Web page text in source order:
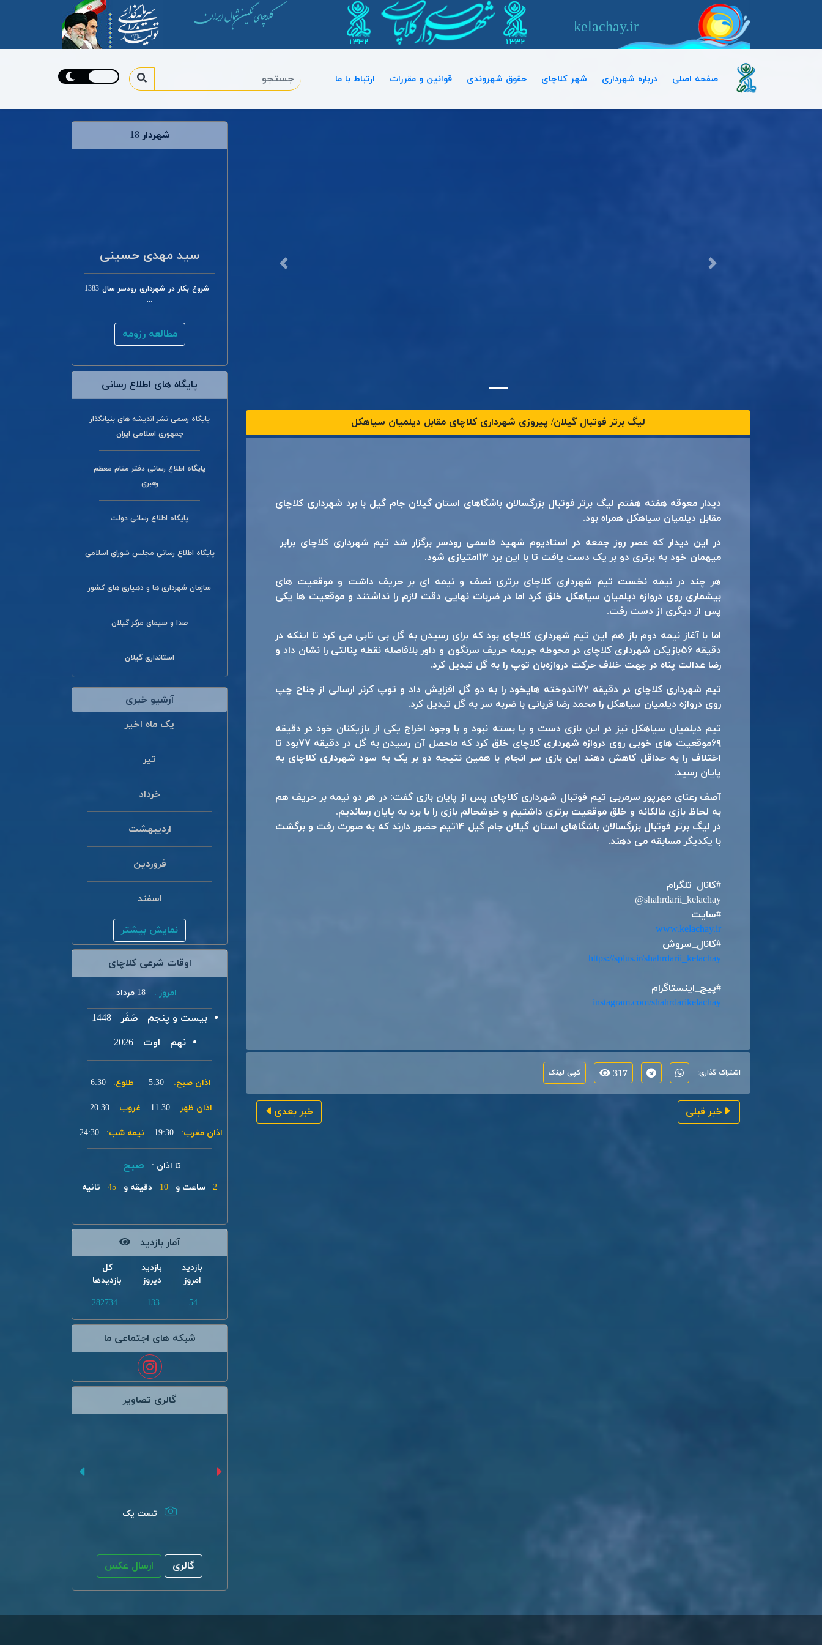
kelachay.ir کلاچای نگین شمال ایران
صفحه اصلی درباره شهرداری شهر کلاچای حقوق شهروندی قوانین و مقررات ارتباط با ما
لیگ برتر فوتبال گیلان/ پیروزی شهرداری کلاچای مقابل دیلمیان سیاهکل
دیدار معوقه هفته هفتم لیگ برتر فوتبال بزرگسالان باشگاهای استان گیلان جام گیل با برد شهرداری کلاچای
مقابل دیلمیان سیاهکل همراه بود.
در این دیدار که عصر روز جمعه در استادیوم شهید قاسمی رودسر برگزار شد تیم شهرداری کلاچای برابر
میهمان خود به برتری دو بر یک دست یافت تا با این برد ۱۳امتیازی شود.
هر چند در نیمه نخست تیم شهرداری کلاچای برتری نصف و نیمه ای بر حریف داشت و موقعیت های
بیشماری روی دروازه دیلمیان سیاهکل خلق کرد اما در ضربات نهایی دقت لازم را نداشتند و موقعیت ها یکی
پس از دیگری از دست رفت.
اما با آغاز نیمه دوم باز هم این تیم شهرداری کلاچای بود که برای رسیدن به گل بی تابی می کرد تا اینکه در
دقیقه ۵۶بازیکن شهرداری کلاچای در محوطه جریمه حریف سرنگون و داور بلافاصله نقطه پنالتی را نشان داد و
رضا عدالت پناه در جهت خلاف حرکت دروازه‌بان توپ را به گل تبدیل کرد.
تیم شهرداری کلاچای در دقیقه ۷۲اندوخته هایخود را به دو گل افزایش داد و توپ کرنر ارسالی از جناح چپ
روی دروازه دیلمیان سیاهکل را محمد رضا قربانی با ضربه سر به گل تبدیل کرد.
تیم دیلمیان سیاهکل نیز در این بازی دست و پا بسته نبود و با وجود اخراج یکی از بازیکنان خود در دقیقه
۶۹موقعیت های خوبی روی دروازه شهرداری کلاچای خلق کرد که ماحصل آن رسیدن به گل در دقیقه ۷۷بود تا
اختلاف را به حداقل کاهش دهند این بازی سر انجام با همین نتیجه دو بر یک به سود شهرداری کلاچای به
پایان رسید.
آصف رعنای مهرپور سرمربی تیم فوتبال شهرداری کلاچای پس از پایان بازی گفت: در هر دو نیمه بر حریف هم
به لحاظ بازی مالکانه و خلق موقعیت برتری داشتیم و خوشحالم بازی را با برد به پایان رساندیم.
در لیگ برتر فوتبال بزرگسالان باشگاهای استان گیلان جام گیل ۱۴تیم حضور دارند که به صورت رفت و برگشت
با یکدیگر مسابقه می دهند.
#کانال_تلگرام
@shahrdarii_kelachay
#سایت
www.kelachay.ir
#کانال_سروش
https://splus.ir/shahrdarii_kelachay
#پیج_اینستاگرام
instagram.com/shahrdarikelachay
اشتراک گذاری: 317 کپی لینک
خبر قبلی خبر بعدی
شهردار 18
سید مهدی حسینی
- شروع بکار در شهرداری رودسر سال 1383
...
مطالعه رزومه
پایگاه های اطلاع رسانی
پایگاه رسمی نشر اندیشه های بنیانگذار
جمهوری اسلامی ایران
پایگاه اطلاع رسانی دفتر مقام معظم
رهبری
پایگاه اطلاع رسانی دولت
پایگاه اطلاع رسانی مجلس شورای اسلامی
سازمان شهرداری ها و دهیاری های کشور
صدا و سیمای مرکز گیلان
استانداری گیلان
آرشیو خبری
یک ماه اخیر
تیر
خرداد
اردیبهشت
فروردین
اسفند
نمایش بیشتر
اوقات شرعی کلاچای
امروز :
بیست و پنجم صَفَر
1448
نهم
اوت 2026
اذان صبح: 5:30 طلوع: 6:30
اذان ظهر: 11:30 غروب: 20:30
اذان مغرب: 19:30 نیمه شب: 24:30
تا اذان : صبح
2 ساعت و 10 دقیقه و 45 ثانیه
آمار بازدید
بازدید
امروز
بازدید
دیروز
کل
بازدیدها
54
133
282734
شبکه های اجتماعی ما
گالری تصاویر
تست یک
گالری ارسال عکس